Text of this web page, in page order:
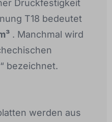
Druckfestigkeit
T18 bedeutet
. Manchmal wird
bezeichnet.
werden aus